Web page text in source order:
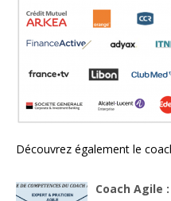
Découvrez également le
Coach Agile